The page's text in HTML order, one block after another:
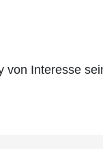
von Inter­es­se